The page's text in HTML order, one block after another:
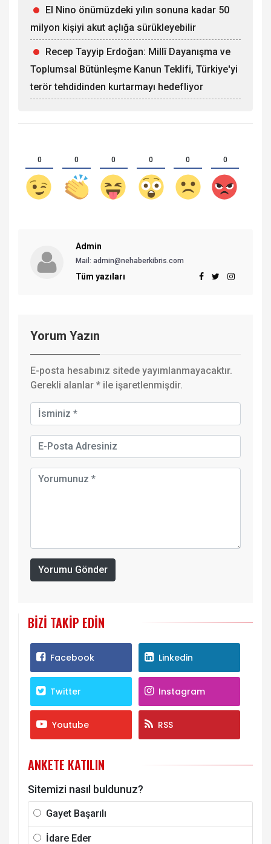
El Nino önümüzdeki yılın sonuna kadar 50
milyon kişiyi akut açlığa sürükleyebilir
Recep Tayyip Erdoğan: Millî Dayanışma ve
Toplumsal Bütünleşme Kanun Teklifi, Türkiye'yi
terör tehdidinden kurtarmayı hedefliyor
0 0 0 0 0 0
Admin
Mail: admin@nehaberkibris.com
Tüm yazıları
Yorum Yazın
E-posta hesabınız sitede yayımlanmayacaktır.
Gerekli alanlar * ile işaretlenmişdir.
Yorumu Gönder
BIZI TAKIP EDIN
Facebook Linkedin
Twitter Instagram
Youtube RSS
ANKETE KATILIN
Sitemizi nasıl buldunuz?
Gayet Başarılı
İdare Eder